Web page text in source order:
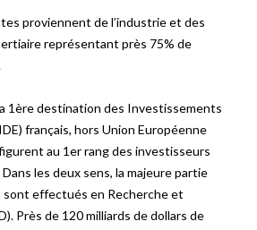
proviennent de l’industrie et des
représentant près 75% de
1ère destination des Investissements
français, hors Union Européenne
au 1er rang des investisseurs
les deux sens, la majeure partie
effectués en Recherche et
Près de 120 milliards de dollars de